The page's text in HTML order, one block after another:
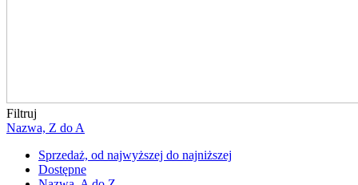
Filtruj
Nazwa, Z do A
Sprzedaż, od najwyższej do najniższej
Dostępne